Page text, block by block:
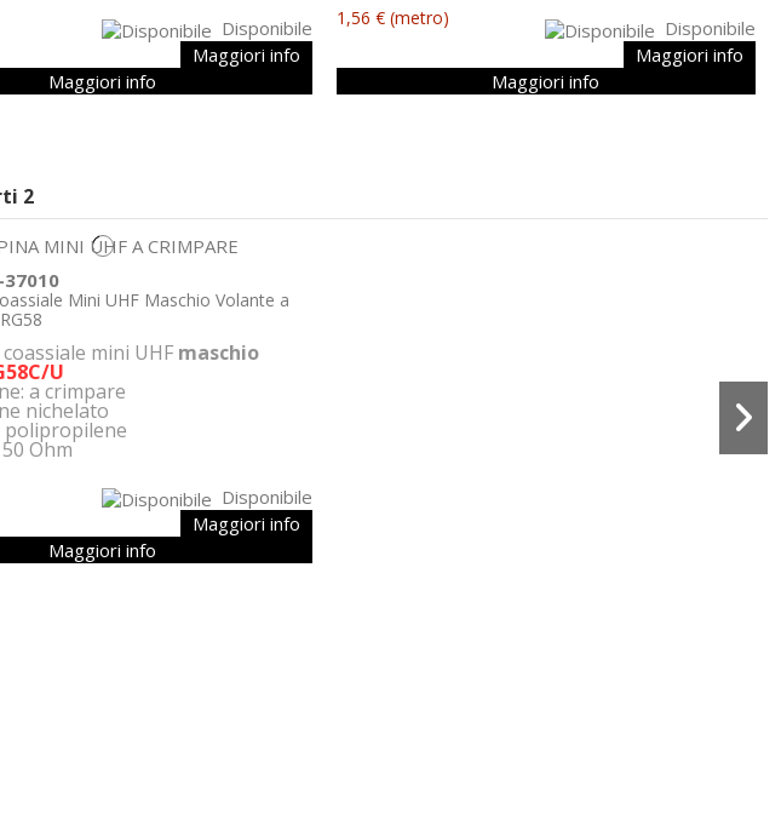
Disponibile
Maggiori info
Maggiori info
1,56 €(metro)
Disponibile
Maggiori info
Maggiori info
2
37010
Mini UHF Maschio Volante a
mini UHF maschio
U
a crimpare
nichelato
polipropilene
Ohm
Disponibile
Maggiori info
Maggiori info